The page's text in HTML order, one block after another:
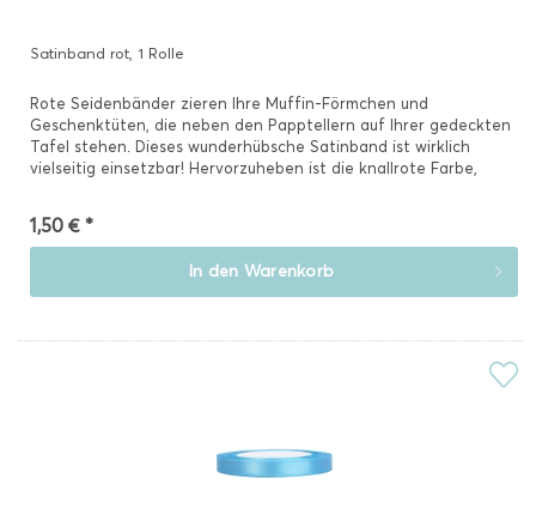
Satinband rot, 1 Rolle
Rote Seidenbänder zieren Ihre Muffin-Förmchen und
Geschenktüten, die neben den Papptellern auf Ihrer gedeckten
Tafel stehen. Dieses wunderhübsche Satinband ist wirklich
vielseitig einsetzbar! Hervorzuheben ist die knallrote Farbe,
1,50 € *
In den Warenkorb